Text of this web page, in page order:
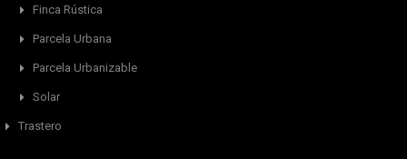
Finca Rústica
Parcela Urbana
Parcela Urbanizable
Solar
Trastero